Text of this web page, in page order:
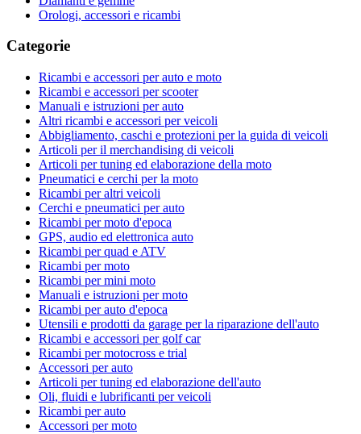
Orologi, accessori e ricambi
Categorie
Ricambi e accessori per auto e moto
Ricambi e accessori per scooter
Manuali e istruzioni per auto
Altri ricambi e accessori per veicoli
Abbigliamento, caschi e protezioni per la guida di veicoli
Articoli per il merchandising di veicoli
Articoli per tuning ed elaborazione della moto
Pneumatici e cerchi per la moto
Ricambi per altri veicoli
Cerchi e pneumatici per auto
Ricambi per moto d'epoca
GPS, audio ed elettronica auto
Ricambi per quad e ATV
Ricambi per moto
Ricambi per mini moto
Manuali e istruzioni per moto
Ricambi per auto d'epoca
Utensili e prodotti da garage per la riparazione dell'auto
Ricambi e accessori per golf car
Ricambi per motocross e trial
Accessori per auto
Articoli per tuning ed elaborazione dell'auto
Oli, fluidi e lubrificanti per veicoli
Ricambi per auto
Accessori per moto